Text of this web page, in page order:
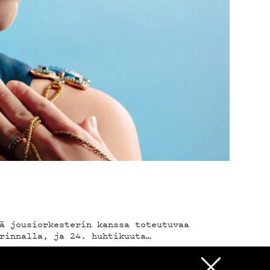
jousiorkesterin kanssa toteutuvaa
ja 24. huhtikuuta…